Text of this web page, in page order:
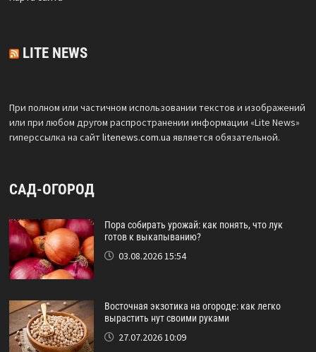
LITE NEWS
При полном или частичном использовании текстов и изображений
или при любом другом распространении информации «Lite News»
гиперссылка на сайтlitenews.com.ua является обязательной.
САД-ОГОРОД
Пора собирать урожай: как понять, что лук
готов к выкапыванию?
03.08.2026 15:54
Восточная экзотика на огороде: как легко
вырастить нут своими руками
27.07.2026 10:09